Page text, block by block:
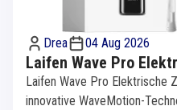
Drea 04 Aug 2026
Laifen Wave Pro
Laifen Wave Pro Elektrische
innovative WaveMotion-